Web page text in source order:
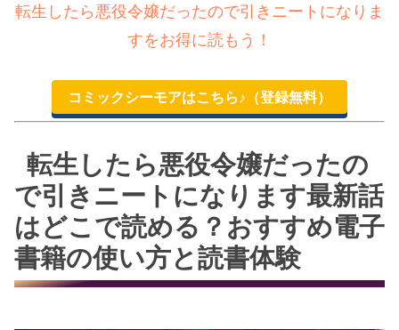
転生したら悪役令嬢だったので引きニートになりま
すをお得に読もう！
コミックシーモアはこちら♪（登録無料）
転生したら悪役令嬢だったの
で引きニートになります最新話
はどこで読める？おすすめ電子
書籍の使い方と読書体験